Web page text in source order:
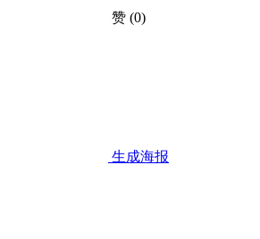
赞 (0)
生成海报